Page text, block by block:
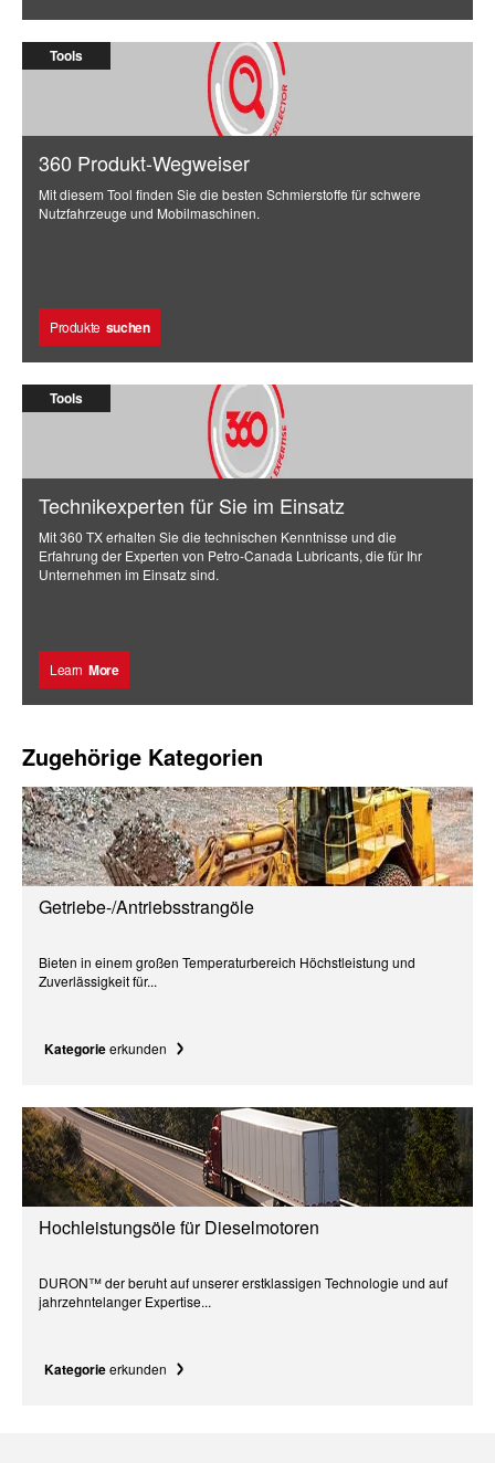
Tools
360 Produkt-Wegweiser
Mit diesem Tool finden Sie die besten Schmierstoffe für schwere
Nutzfahrzeuge und Mobilmaschinen.
Produkte suchen
Tools
Technikexperten für Sie im Einsatz
Mit 360 TX erhalten Sie die technischen Kenntnisse und die
Erfahrung der Experten von Petro-Canada Lubricants, die für Ihr
Unternehmen im Einsatz sind.
Learn More
Zugehörige Kategorien
Getriebe-/Antriebsstrangöle
Bieten in einem großen Temperaturbereich Höchstleistung und
Zuverlässigkeit für...
Kategorieerkunden
Hochleistungsöle für Dieselmotoren
DURON™ der beruht auf unserer erstklassigen Technologie und auf
jahrzehntelanger Expertise...
Kategorieerkunden